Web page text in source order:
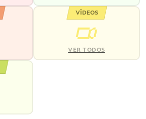
VÍDEOS
VER TODOS